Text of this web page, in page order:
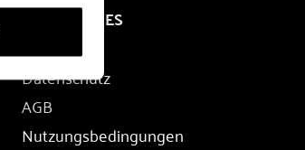
RECHTLICHES
Impressum
Datenschutz
AGB
Nutzungsbedingungen